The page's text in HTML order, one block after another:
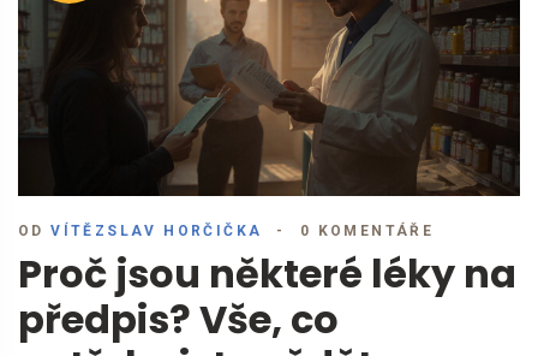
ODVÍTĚZSLAV HORČIČKA 0 KOMENTÁŘE
Proč jsou některé léky na
předpis? Vše, co